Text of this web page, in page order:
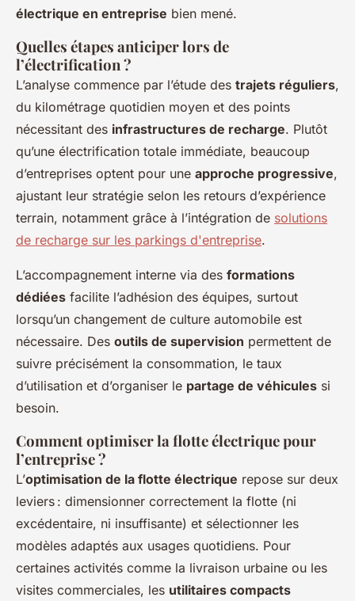
électrique en entreprise bien mené.
Quelles étapes anticiper lors de
l’électrification ?
L’analyse commence par l’étude des trajets réguliers,
du kilométrage quotidien moyen et des points
nécessitant des infrastructures de recharge. Plutôt
qu’une électrification totale immédiate, beaucoup
d’entreprises optent pour une approche progressive,
ajustant leur stratégie selon les retours d’expérience
terrain, notamment grâce à l’intégration de solutions
de recharge sur les parkings d'entreprise.
L’accompagnement interne via des formations
dédiées facilite l’adhésion des équipes, surtout
lorsqu’un changement de culture automobile est
nécessaire. Des outils de supervision permettent de
suivre précisément la consommation, le taux
d’utilisation et d’organiser le partage de véhicules si
besoin.
Comment optimiser la flotte électrique pour
l’entreprise ?
L’optimisation de la flotte électrique repose sur deux
leviers : dimensionner correctement la flotte (ni
excédentaire, ni insuffisante) et sélectionner les
modèles adaptés aux usages quotidiens. Pour
certaines activités comme la livraison urbaine ou les
visites commerciales, les utilitaires compacts